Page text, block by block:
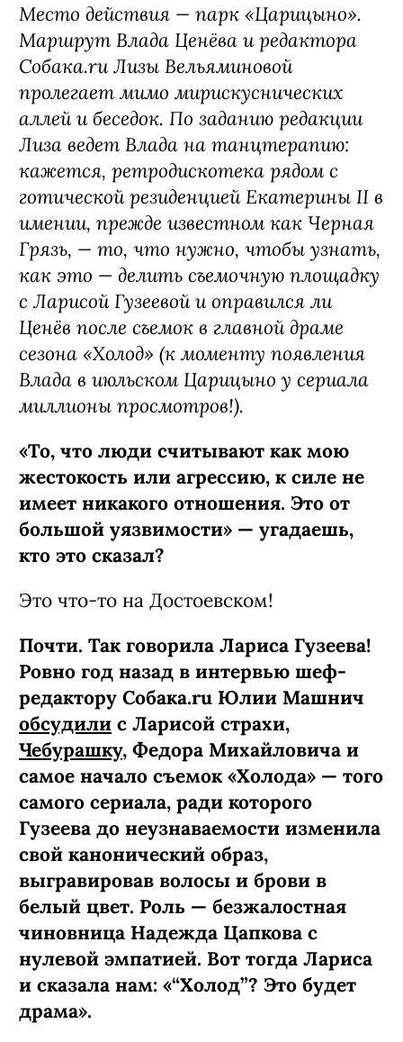
Место действия — парк «Царицыно».
Маршрут Влада Ценёва и редактора
Собака.ru Лизы Вельяминовой
пролегает мимо мирискуснических
аллей и беседок. По заданию редакции
Лиза ведет Влада на танцтерапию:
кажется, ретродискотека рядом с
готической резиденцией Екатерины II в
имении, прежде известном как Черная
Грязь, — то, что нужно, чтобы узнать,
как это — делить съемочную площадку
с Ларисой Гузеевой и оправился ли
Ценёв после съемок в главной драме
сезона «Холод» (к моменту появления
Влада в июльском Царицыно у сериала
миллионы просмотров!).
«То, что люди считывают как мою
жестокость или агрессию, к силе не
имеет никакого отношения. Это от
большой уязвимости» — угадаешь,
кто это сказал?
Это что-то на Достоевском!
Почти. Так говорила Лариса Гузеева!
Ровно год назад в интервью шеф-
редактору Собака.ru Юлии Машнич
обсудили с Ларисой страхи,
Чебурашку, Федора Михайловича и
самое начало съемок «Холода» — того
самого сериала, ради которого
Гузеева до неузнаваемости изменила
свой канонический образ,
выгравировав волосы и брови в
белый цвет. Роль — безжалостная
чиновница Надежда Цапкова с
нулевой эмпатией. Вот тогда Лариса
и сказала нам: «“Холод”? Это будет
драма».